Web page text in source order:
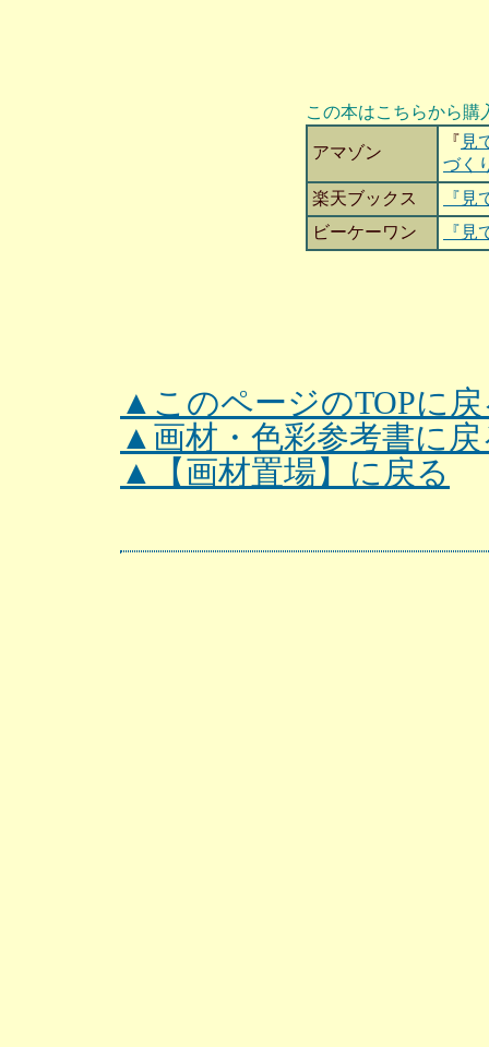
この本はこちらから購
アマゾン
『 見
づく
楽天ブックス
『
ビーケーワン
『
▲このページのTOPに
▲画材・色彩参考書に戻
▲【画材置場】に戻る